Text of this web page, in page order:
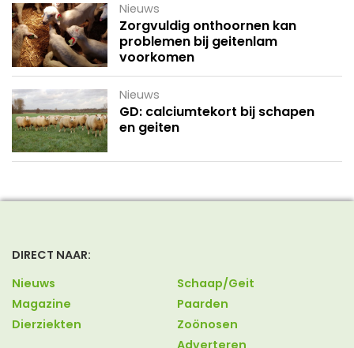
Nieuws
Zorgvuldig onthoornen kan
problemen bij geitenlam
voorkomen
Nieuws
GD: calciumtekort bij schapen
en geiten
DIRECT NAAR:
Nieuws
Magazine
Dierziekten
Schaap/Geit
Paarden
Zoönosen